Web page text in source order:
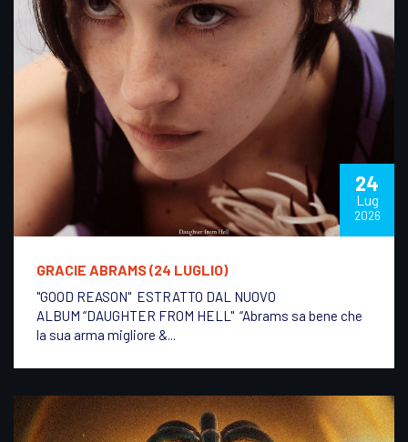
24
Lug
2026
GRACIE ABRAMS (24 LUGLIO)
"GOOD REASON" ESTRATTO DAL NUOVO
ALBUM “DAUGHTER FROM HELL" “Abrams sa bene che
la sua arma migliore &...